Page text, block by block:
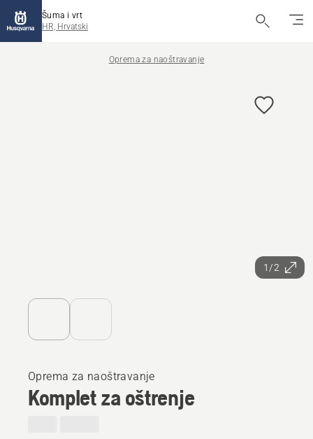
Šuma i vrt
HR, Hrvatski
Oprema za naoštravanje
1/2
Oprema za naoštravanje
Komplet za oštrenje